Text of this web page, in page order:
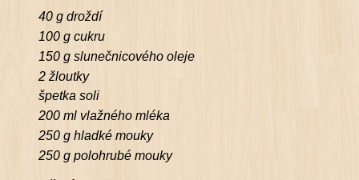
40 g droždí
100 g cukru
150 g slunečnicového oleje
2 žloutky
špetka soli
200 ml vlažného mléka
250 g hladké mouky
250 g polohrubé mouky